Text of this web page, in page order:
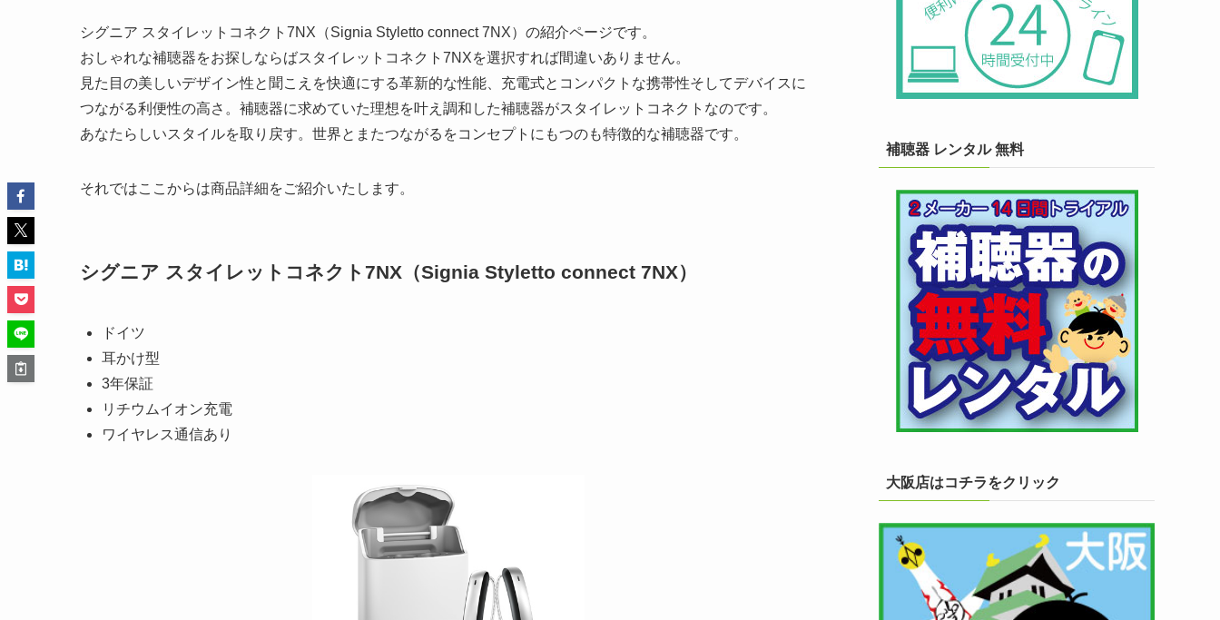
シグニア スタイレットコネクト7NX（Signia Styletto connect 7NX）の紹介ページです。
おしゃれな補聴器をお探しならばスタイレットコネクト7NXを選択すれば間違いありません。
見た目の美しいデザイン性と聞こえを快適にする革新的な性能、充電式とコンパクトな携帯性そしてデバイスに
つながる利便性の高さ。補聴器に求めていた理想を叶え調和した補聴器がスタイレットコネクトなのです。
あなたらしいスタイルを取り戻す。世界とまたつながるをコンセプトにもつのも特徴的な補聴器です。
それではここからは商品詳細をご紹介いたします。
シグニア スタイレットコネクト7NX（Signia Styletto connect 7NX）
ドイツ
耳かけ型
3年保証
リチウムイオン充電
ワイヤレス通信あり
補聴器 レンタル 無料
大阪店はコチラをクリック